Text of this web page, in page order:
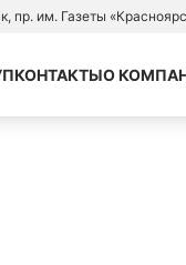
пр. им. Газеты
КОНТАКТЫО